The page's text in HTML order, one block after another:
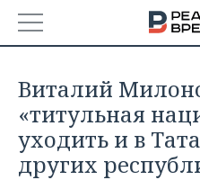
ТАТАРСТАН
НОВОСТИ
АНАЛИТИКА
Виталий
«титульная
уходить и в
других